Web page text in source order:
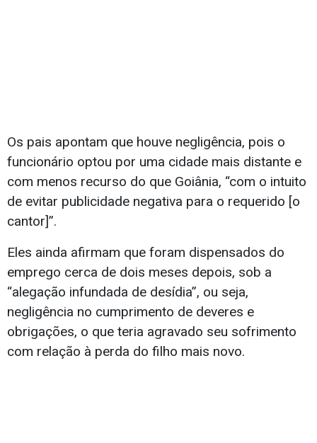
Os pais apontam que houve negligência, pois o
funcionário optou por uma cidade mais distante e
com menos recurso do que Goiânia, “com o intuito
de evitar publicidade negativa para o requerido [o
cantor]”.
Eles ainda afirmam que foram dispensados do
emprego cerca de dois meses depois, sob a
“alegação infundada de desídia”, ou seja,
negligência no cumprimento de deveres e
obrigações, o que teria agravado seu sofrimento
com relação à perda do filho mais novo.